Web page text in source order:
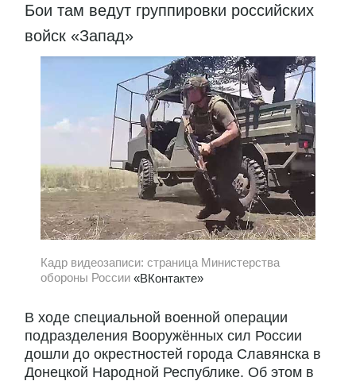
Бои там ведут группировки российских
войск «Запад»
Кадр видеозаписи: страница Министерства
обороны России «ВКонтакте»
В ходе специальной военной операции
подразделения Вооружённых сил России
дошли до окрестностей города Славянска в
Донецкой Народной Республике. Об этом в